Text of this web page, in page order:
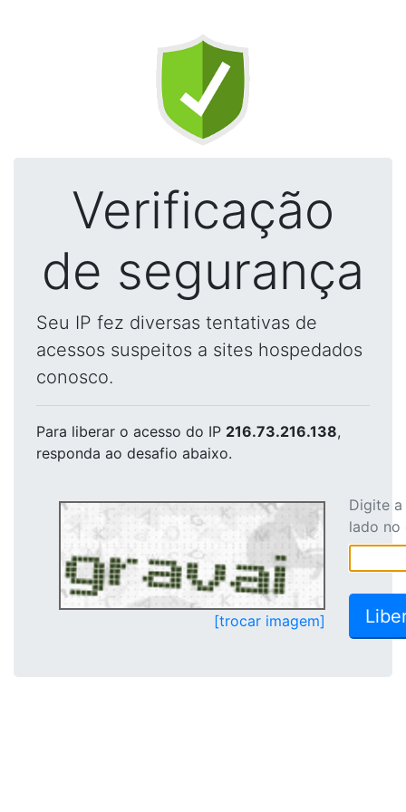
Verificação
de segurança
Seu IP fez diversas tentativas de
acessos suspeitos a sites hospedados
conosco.
Para liberar o acesso do IP 216.73.216.138,
responda ao desafio abaixo.
[trocar imagem]
Digite
lado no